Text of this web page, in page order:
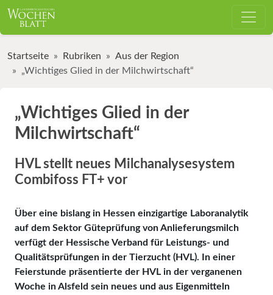
Startseite Rubriken
Aus der Region
„Wichtiges Glied in der Milchwirtschaft“
„Wichtiges Glied in der
Milchwirtschaft“
HVL stellt neues Milchanalysesystem
Combifoss FT+ vor
Über eine bislang in Hessen einzigartige Laboranalytik
auf dem Sektor Güteprüfung von Anlieferungsmilch
verfügt der Hessische Verband für Leistungs- und
Qualitätsprüfungen in der Tierzucht (HVL). In einer
Feierstunde präsentierte der HVL in der verganenen
Woche in Alsfeld sein neues und aus Eigenmitteln